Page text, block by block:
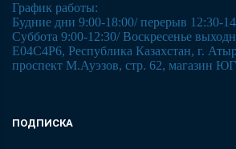
ПОДПИСКА
График работы:
Будние дни 9:00-18:00/ перерыв 12:30-
Суббота 9:00-12:30/ Воскресенье
E04C4P6, Республика Казахстан, г.
проспект М.Ауэзов, стр. 62, магазин